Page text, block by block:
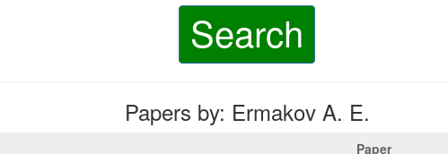
Search
Papers by: Ermakov A. E.
Paper